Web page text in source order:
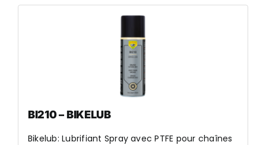
BI210 – BIKELUB
Bikelub: Lubrifiant Spray avec PTFE pour chaînes